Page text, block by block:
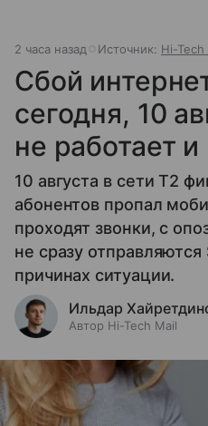
2 часа назад Источник: Hi-Tech
Сбой
сегодня, 10
не работает и
10 августа в сети T2
абонентов пропал
проходят звонки, с
не сразу
причинах ситуации.
Ильдар
Автор Hi-Tech Mail